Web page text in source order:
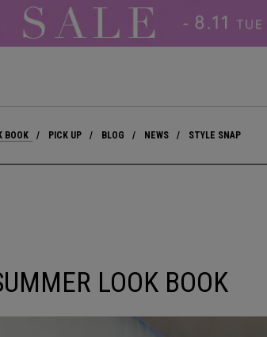
BOOK PICK UP BLOG NEWS STYLE SNAP
LOOK BOOK